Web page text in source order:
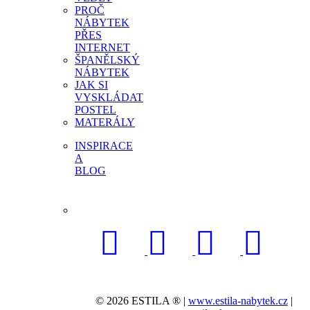
PROČ
NÁBYTEK
PŘES
INTERNET
ŠPANĚLSKÝ
NÁBYTEK
JAK SI
VYSKLÁDAT
POSTEL
MATERÁLY
INSPIRACE
A
BLOG
© 2026 ESTILA ® | www.estila-nabytek.cz|